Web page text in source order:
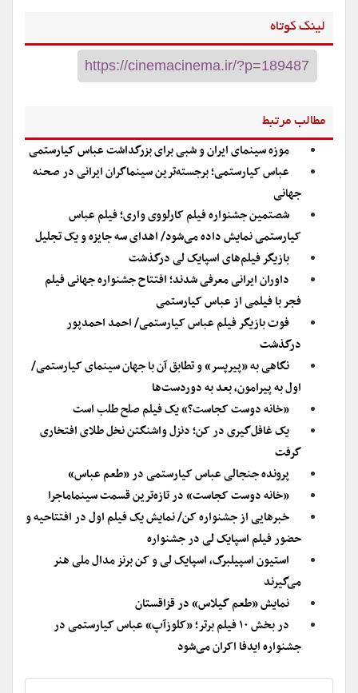
لینک کوتاه
مطالب مرتبط
موزه سینمای ایران و شبی برای بزرگداشت عباس کیارستمی
عباس کیارستمی؛ برجسته‌ترین سینماگران ایرانی در صحنه
جهانی
شصتمین جشنواره فیلم کارلووی واری؛ فیلم عباس
کیارستمی نمایش داده می‌شود/ اهدای سه جایزه و یک تجلیل
بازیگر فیلم‌های اسپایک لی درگذشت
داوران ایرانی معرفی شدند؛ افتتاح جشنواره جهانی فیلم
فجر با فیلمی از عباس کیارستمی
فوت بازیگر فیلم عباس کیارستمی/ احمد احمدپور
درگذشت
نگاهی به «پیرپسر» و تطابق آن با جهان سینمای کیارستمی/
اول به پیرامون، بعد به دوردست‌ها
«خانه دوست کجاست؟» یک فیلم صلح طلب است
یک غافل‌گیری در کن؛ دنزل واشنگتن نخل طلای افتخاری
گرفت
پرونده جنجالی عباس کیارستمی در «طعم عباس»
«خانه دوست کجاست» در تازه‌ترین قسمت سینماماجرا
خبرهایی از جشنواره کن/ نمایش یک فیلم اول در افتتاحیه و
حضور فیلم اسپایک لی در جشنواره
استیون اسپیلبرگ، اسپایک لی و کن برنز مدال ملی هنر
می‌گیرند
نمایش «طعم گیلاس» در قزاقستان
در بخش ۱۰ فیلم برتر؛ «کلوزآپ» عباس کیارستمی در
جشنواره ایدفا اکران می‌شود